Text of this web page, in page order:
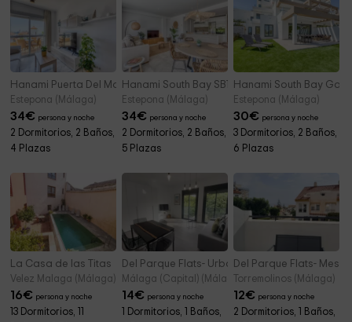
Hanami Puerta Del Mar
Estepona (Málaga)
34€ persona y noche
2 Dormitorios, 2 Baños,
4 Plazas
Hanami South Bay SB1
Estepona (Málaga)
34€ persona y noche
2 Dormitorios, 2 Baños,
5 Plazas
Hanami South Bay
Estepona (Málaga)
30€ persona y noche
3 Dormitorios, 2 Baños,
6 Plazas
La Casa de las Titas
Velez Malaga (Málaga)
16€ persona y noche
13 Dormitorios, 11
Del Parque Flats- Urban Corner
Málaga (Capital) (Málaga)
14€ persona y noche
1 Dormitorios, 1 Baños,
Del Parque Flats-
Torremolinos (Málaga)
12€ persona y noche
2 Dormitorios, 1 Baños,